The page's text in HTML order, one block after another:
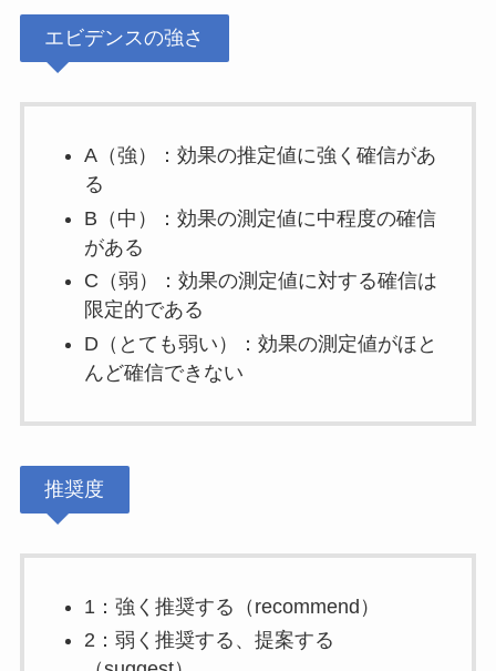
エビデンスの強さ
A（強）：効果の推定値に強く確信があ
る
B（中）：効果の測定値に中程度の確信
がある
C（弱）：効果の測定値に対する確信は
限定的である
D（とても弱い）：効果の測定値がほと
んど確信できない
推奨度
1：強く推奨する（recommend）
2：弱く推奨する、提案する